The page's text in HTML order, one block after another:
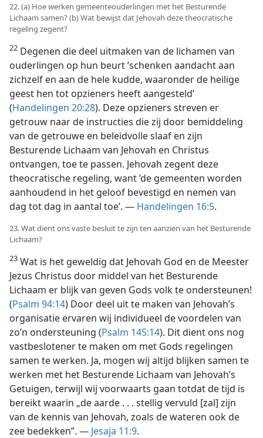
22. (a) Hoe werken gemeenteouderlingen met het Besturende
Lichaam samen? (b) Wat bewijst dat Jehovah deze theocratische
regeling zegent?
22 Degenen die deel uitmaken van de lichamen van
ouderlingen op hun beurt ’schenken aandacht aan
zichzelf en aan de hele kudde, waaronder de heilige
geest hen tot opzieners heeft aangesteld’
(Handelingen 20:28). Deze opzieners streven er
getrouw naar de instructies die zij door bemiddeling
van de getrouwe en beleidvolle slaaf en zijn
Besturende Lichaam van Jehovah en Christus
ontvangen, toe te passen. Jehovah zegent deze
theocratische regeling, want ’de gemeenten worden
aanhoudend in het geloof bevestigd en nemen van
dag tot dag in aantal toe’. — Handelingen 16:5.
23. Wat dient ons vaste besluit te zijn ten aanzien van het Besturende
Lichaam?
23 Wat is het geweldig dat Jehovah God en de Meester
Jezus Christus door middel van het Besturende
Lichaam er blijk van geven Gods volk te ondersteunen!
(Psalm 94:14) Door deel uit te maken van Jehovah’s
organisatie ervaren wij individueel de voordelen van
zo’n ondersteuning (Psalm 145:14). Dit dient ons nog
vastbeslotener te maken om met Gods regelingen
samen te werken. Ja, mogen wij altijd blijken samen te
werken met het Besturende Lichaam van Jehovah’s
Getuigen, terwijl wij voorwaarts gaan totdat de tijd is
bereikt waarin „de aarde . . . stellig vervuld [zal] zijn
van de kennis van Jehovah, zoals de wateren ook de
zee bedekken”. — Jesaja 11:9.